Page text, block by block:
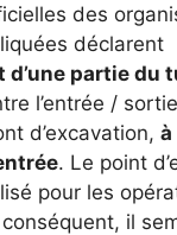
des
déclarent
d’une partie du
l’entrée /
d’excavation, à
. Le point
pour les
il